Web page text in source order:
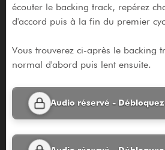
écouter le backing track, repérez
d'accord puis à la fin du premier
Vous trouverez ci-après le backing
normal d'abord puis lent ensuite.
Audio réservé -